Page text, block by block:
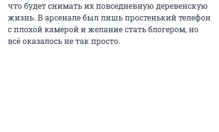
что будет снимать их повседневную деревенскую
жизнь. В арсенале был лишь простенький телефон
с плохой камерой и желание стать блогером, но
всё оказалось не так просто.